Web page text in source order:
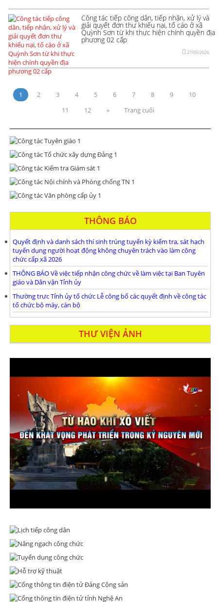
Công tác tiếp công dân, tiếp nhận, xử lý và
giải quyết đơn thư khiếu nại, tố cáo ở xã
Quỳnh Sơn từ khi thực hiện chính quyền địa
phương 02 cấp
27/05/2026
1 2 3 4 5 6 7 8 9
10
11
12 » Trang cuối
THÔNG BÁO
Quyết định và danh sách thí sinh trúng tuyển kỳ kiểm tra, sát hạch
tuyển dụng người hoạt động không chuyên trách vào làm công
chức cấp xã 2026
THÔNG BÁO Về việc tiếp nhận công chức về làm việc tại Ban Tuyên
giáo và Dân vận Tỉnh ủy
Thường trưc Tỉnh ủy tổ chức Lễ công bố các quyết định về công tác
tổ chức bộ máy, cán bộ
THƯ VIỆN ẢNH